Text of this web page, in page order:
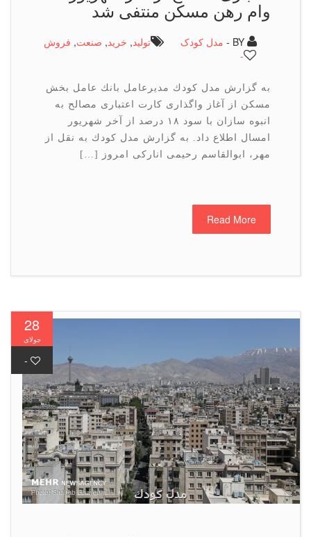
وام رهن مسكن منتفی شد
مدل کودک تولید ,خرید,صنعت,فروش
به گزارش مدل كودك مدیرعامل بانك عامل بخش
مسكن از آغاز واگذاری كارت اعتباری مصالح به
انبوه سازان با سود ۱۸ درصد از آخر شهریور
امسال اطلاع داد. به گزارش مدل كودك به نقل از
مهر، ابوالقاسم رحیمی اناركی امروز […]
Read More
28
-